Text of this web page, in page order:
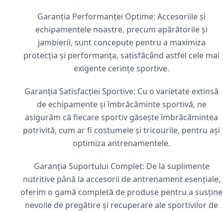
Garanția Performanței Optime: Accesoriile și
echipamentele noastre, precum apărătorile și
jambierii, sunt concepute pentru a maximiza
protecția și performanța, satisfăcând astfel cele mai
exigente cerințe sportive.
Garanția Satisfacției Sportive: Cu o varietate extinsă
de echipamente și îmbrăcăminte sportivă, ne
asigurăm că fiecare sportiv găsește îmbrăcămintea
potrivită, cum ar fi costumele și tricourile, pentru ași
optimiza antrenamentele.
Garanția Suportului Complet: De la suplimente
nutritive până la accesorii de antrenament esențiale,
oferim o gamă completă de produse pentru a susține
nevoile de pregătire și recuperare ale sportivilor de